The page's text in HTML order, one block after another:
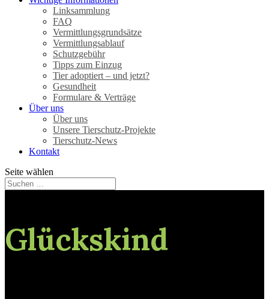
Linksammlung
FAQ
Vermittlungsgrundsätze
Vermittlungsablauf
Schutzgebühr
Tipps zum Einzug
Tier adoptiert – und jetzt?
Gesundheit
Formulare & Verträge
Über uns
Über uns
Unsere Tierschutz-Projekte
Tierschutz-News
Kontakt
Seite wählen
Glückskind